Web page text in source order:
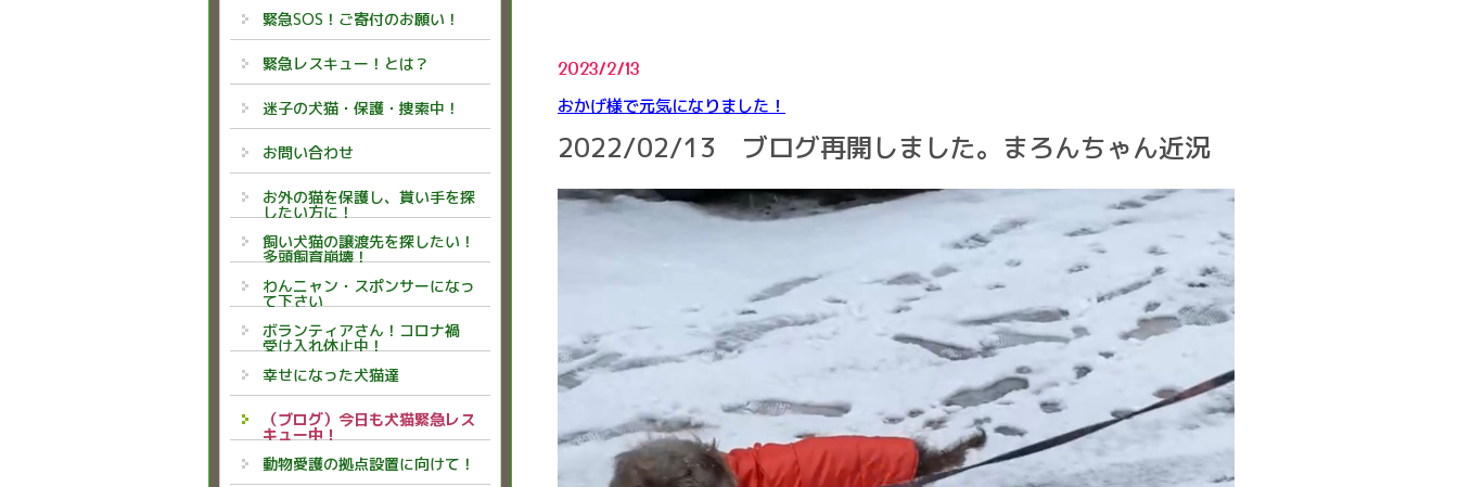
2023/2/13
おかげ様で元気になりました！
2022/02/13 ブログ再開しました。まろんちゃん近況
緊急SOS！ご寄付のお願い！
緊急レスキュー！とは？
迷子の犬猫・保護・捜索中！
お問い合わせ
お外の猫を保護し、貰い手を探
したい方に！
飼い犬猫の譲渡先を探したい！
多頭飼育崩壊！
わんニャン・スポンサーになっ
て下さい
ボランティアさん！コロナ禍
受け入れ休止中！
幸せになった犬猫達
（ブログ）今日も犬猫緊急レス
キュー中！
動物愛護の拠点設置に向けて！